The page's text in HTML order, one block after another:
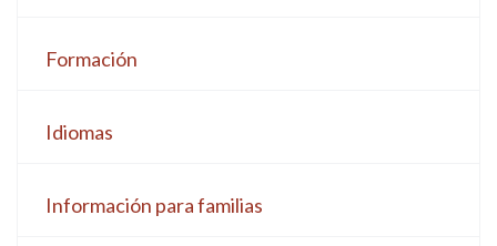
Formación
Idiomas
Información para familias